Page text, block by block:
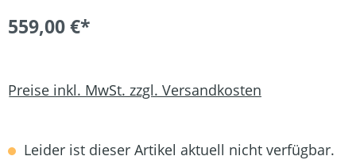
559,00 €*
Preise inkl. MwSt. zzgl. Versandkosten
Leider ist dieser Artikel aktuell nicht verfügbar.